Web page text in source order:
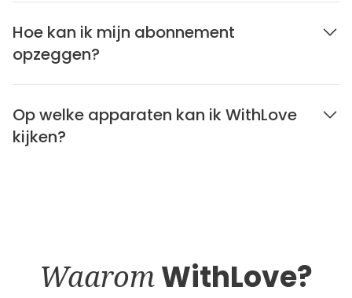
Hoe kan ik mijn abonnement
opzeggen?
Op welke apparaten kan ik WithLove
kijken?
WaaromWithLove?